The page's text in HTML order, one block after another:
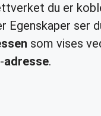
du er
Egenskaper ser
som vises
adresse.